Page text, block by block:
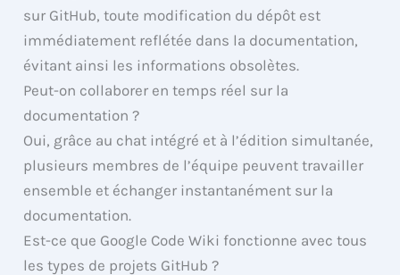
sur GitHub, toute modification du dépôt est
immédiatement reflétée dans la documentation,
évitant ainsi les informations obsolètes.
Peut-on collaborer en temps réel sur la
documentation ?
Oui, grâce au chat intégré et à l’édition simultanée,
plusieurs membres de l’équipe peuvent travailler
ensemble et échanger instantanément sur la
documentation.
Est-ce que Google Code Wiki fonctionne avec tous
les types de projets GitHub ?